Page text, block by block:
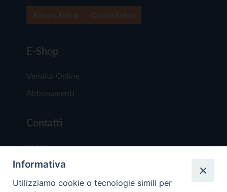
E-Shop
Vendita Online
Abbonamenti
Contatti
Chi Siamo
Redazione
Scrivici
Informativa
Utilizziamo cookie o tecnologie simili per